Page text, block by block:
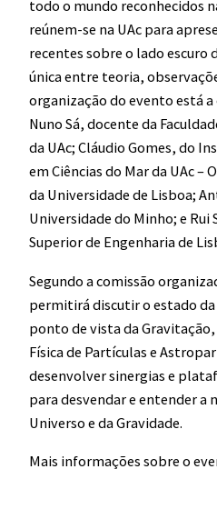
todo o mundo reconhecidos
reúnem-se na UAc para
recentes sobre o lado escuro
única entre teoria,
organização do evento está
Nuno Sá, docente da
da UAc; Cláudio Gomes, do
em Ciências do Mar da UAc –
da Universidade de Lisboa;
Universidade do Minho; e
Superior de Engenharia de
Segundo a comissão
permitirá discutir o estado
ponto de vista da
Física de Partículas e
desenvolver sinergias e
para desvendar e entender a
Universo e da Gravidade.
Mais informações sobre o